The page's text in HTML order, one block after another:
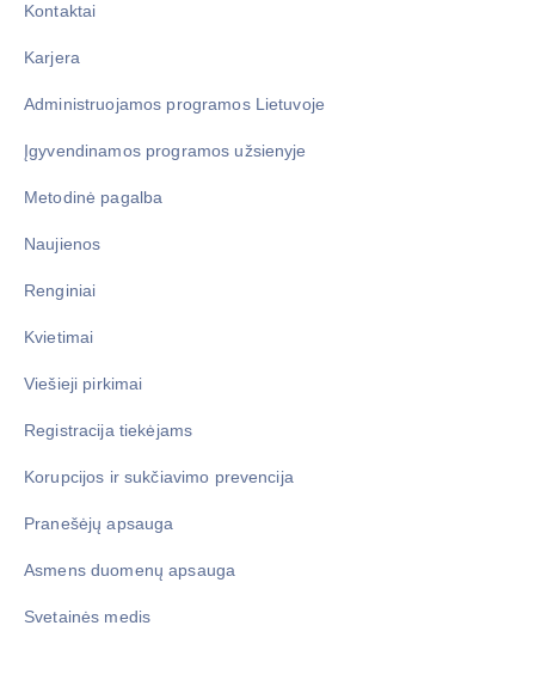
Kontaktai
Karjera
Administruojamos programos Lietuvoje
Įgyvendinamos programos užsienyje
Metodinė pagalba
Naujienos
Renginiai
Kvietimai
Viešieji pirkimai
Registracija tiekėjams
Korupcijos ir sukčiavimo prevencija
Pranešėjų apsauga
Asmens duomenų apsauga
Svetainės medis